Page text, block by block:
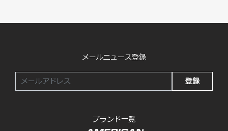
メールニュース登録
登録
ブランド一覧